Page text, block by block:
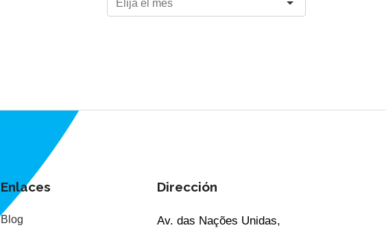
Enlaces
Blog
Dirección
Av. das Nações Unidas,